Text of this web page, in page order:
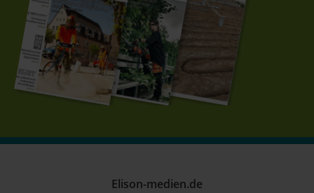
Elison-medien.de